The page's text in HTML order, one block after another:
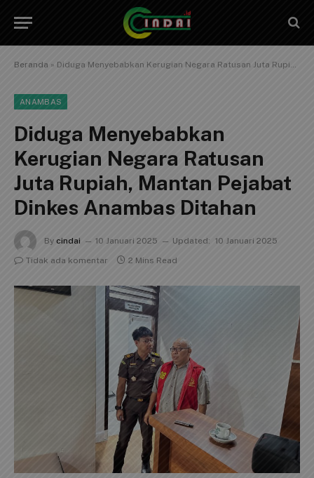
Beranda » Diduga Menyebabkan Kerugian Negara Ratusan Juta Rupiah, Mantan Pejabat Dinkes Anambas Ditahan
ANAMBAS
Diduga Menyebabkan
Kerugian Negara Ratusan
Juta Rupiah, Mantan Pejabat
Dinkes Anambas Ditahan
By cindai 10 Januari 2025 Updated: 10 Januari 2025
Tidak ada komentar
2 Mins Read